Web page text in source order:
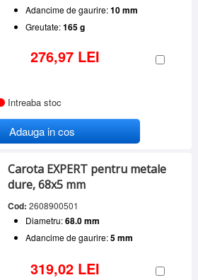
Adancime de gaurire:10 mm
Greutate:165 g
276,97 LEI
Intreaba stoc
Adauga in cos
Carota EXPERT pentru metale
dure, 68x5 mm
Cod: 2608900501
Diametru:68.0 mm
Adancime de gaurire:5 mm
319,02 LEI